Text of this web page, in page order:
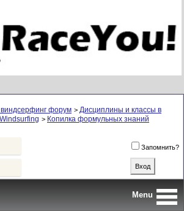
виндсерфинг форум > Дисциплины и классы в
> Копилка формульных знаний
Запомнить?
Menu